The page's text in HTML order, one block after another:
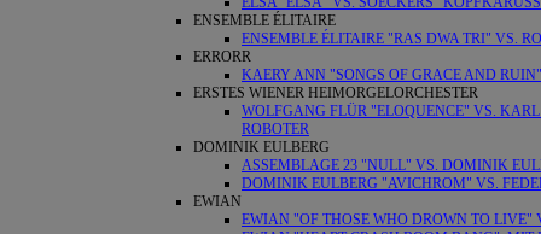
ENSEMBLE ÉLITAIRE
ENSEMBLE ÉLITAIRE "RAS DWA TRI" VS.
ERRORR
KAERY ANN "SONGS OF GRACE AND
ERSTES WIENER HEIMORGELORCHESTER
WOLFGANG FLÜR "ELOQUENCE" VS.
ROBOTER
DOMINIK EULBERG
ASSEMBLAGE 23 "NULL" VS. DOMINIK
DOMINIK EULBERG "AVICHROM" VS.
EWIAN
EWIAN "OF THOSE WHO DROWN TO